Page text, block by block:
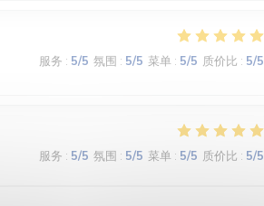
服务 : 5/5 氛围 : 5/5 菜单 : 5/5 质价比 : 5/5
服务 : 5/5 氛围 : 5/5 菜单 : 5/5 质价比 : 5/5